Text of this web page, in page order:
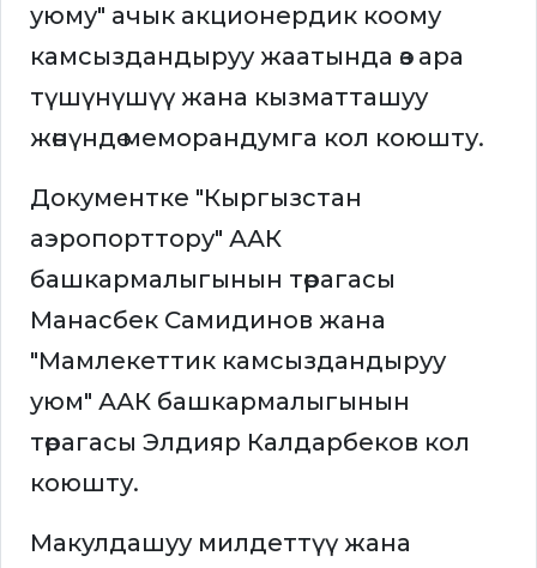
уюму" ачык акционердик коому
камсыздандыруу жаатында өз ара
түшүнүшүү жана кызматташуу
жөнүндө меморандумга кол коюшту.
Документке "Кыргызстан
аэропорттору" ААК
башкармалыгынын төрагасы
Манасбек Самидинов жана
"Мамлекеттик камсыздандыруу
уюм" ААК башкармалыгынын
төрагасы Элдияр Калдарбеков кол
коюшту.
Макулдашуу милдеттүү жана